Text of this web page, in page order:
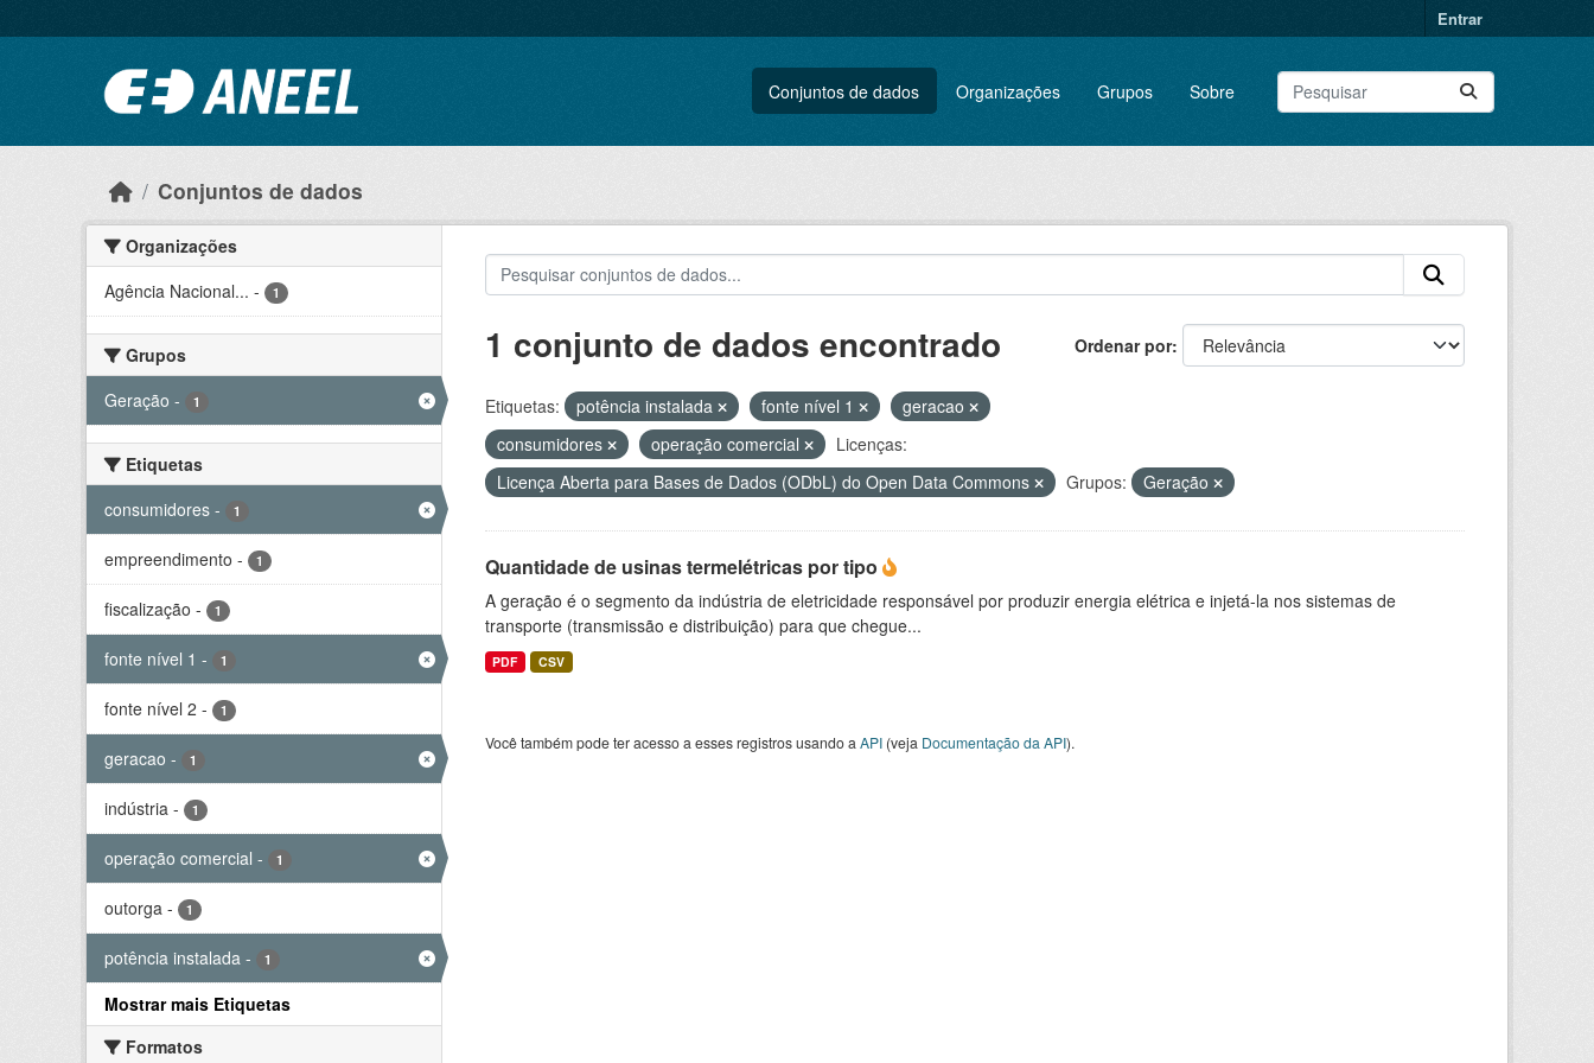
Entrar
Conjuntos de dados Organizações Grupos Sobre
Conjuntos de dados
Organizações
Agência Nacional... - 1
Grupos
Geração - 1
Etiquetas
consumidores - 1
empreendimento - 1
fiscalização - 1
fonte nível 1 - 1
fonte nível 2 - 1
geracao - 1
indústria - 1
operação comercial - 1
outorga - 1
potência instalada - 1
Mostrar mais Etiquetas
Formatos
Ordenar por
1 conjunto de dados encontrado
Etiquetas: potência instalada fonte nível 1
geracao
consumidores
operação comercial
Licenças:
Licença Aberta para Bases de Dados (ODbL) do Open Data Commons
Grupos: Geração
Quantidade de usinas termelétricas por tipo
A geração é o segmento da indústria de eletricidade responsável por produzir energia elétrica e injetá-la nos sistemas de
transporte (transmissão e distribuição) para que chegue...
PDF CSV
Você também pode ter acesso a esses registros usando a API(veja Documentação da API).